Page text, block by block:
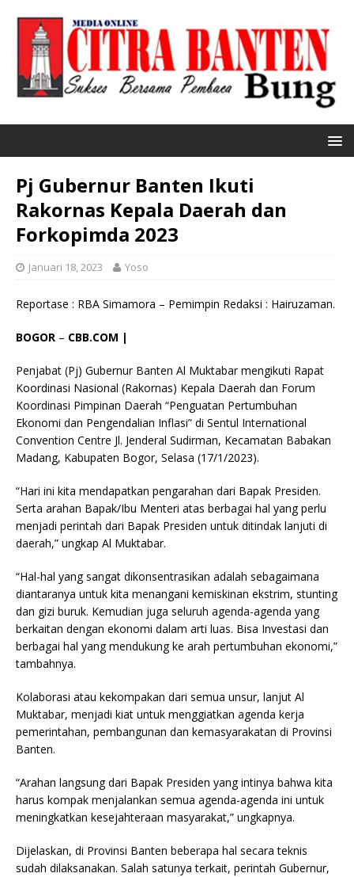
Pj Gubernur Banten Ikuti
Rakornas Kepala Daerah dan
Forkopimda 2023
Januari 18, 2023 Yoso
Reportase : RBA Simamora – Pemimpin Redaksi : Hairuzaman.
BOGOR – CBB.COM |
Penjabat (Pj) Gubernur Banten Al Muktabar mengikuti Rapat
Koordinasi Nasional (Rakornas) Kepala Daerah dan Forum
Koordinasi Pimpinan Daerah “Penguatan Pertumbuhan
Ekonomi dan Pengendalian Inflasi” di Sentul International
Convention Centre Jl. Jenderal Sudirman, Kecamatan Babakan
Madang, Kabupaten Bogor, Selasa (17/1/2023).
“Hari ini kita mendapatkan pengarahan dari Bapak Presiden.
Serta arahan Bapak/Ibu Menteri atas berbagai hal yang perlu
menjadi perintah dari Bapak Presiden untuk ditindak lanjuti di
daerah,” ungkap Al Muktabar.
“Hal-hal yang sangat dikonsentrasikan adalah sebagaimana
diantaranya untuk kita menangani kemiskinan ekstrim, stunting
dan gizi buruk. Kemudian juga seluruh agenda-agenda yang
berkaitan dengan ekonomi dalam arti luas. Bisa Investasi dan
berbagai hal yang mendukung ke arah pertumbuhan ekonomi,”
tambahnya.
Kolaborasi atau kekompakan dari semua unsur, lanjut Al
Muktabar, menjadi kiat untuk menggiatkan agenda kerja
pemerintahan, pembangunan dan kemasyarakatan di Provinsi
Banten.
“Arahan langsung dari Bapak Presiden yang intinya bahwa kita
harus kompak menjalankan semua agenda-agenda ini untuk
meningkatkan kesejahteraan masyarakat,” ungkapnya.
Dijelaskan, di Provinsi Banten beberapa hal secara teknis
sudah dilaksanakan. Salah satunya terkait, perintah Gubernur,